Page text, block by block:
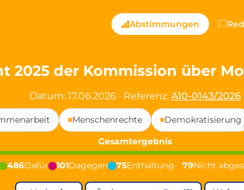
Directly Shaping
political party in Germany dedicated to
since 2024
PdF co-founder
youngest mayor at 19 years old
democracy").
Abstimmungen
2025 der Kommission über
Datum: 17.06.2026 · Referenz: A10-0143/2026
Menschenrechte Demokratisierung
Gesamtergebnis
486Dafür 101Dagegen 75Enthaltung 79Nicht